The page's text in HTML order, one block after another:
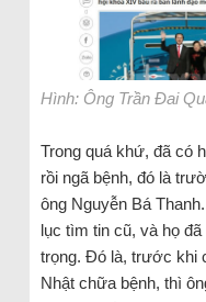
Hình: Ông Trần Đai
Trong quá khứ, đã có
rồi ngã bệnh, đó là
ông Nguyễn Bá
lục tìm tin cũ, và họ
trọng. Đó là, trước khi
Nhật chữa bệnh, thì